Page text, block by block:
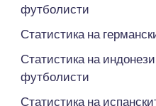
футболисти
Статистика на
Статистика на
футболисти
Статистика на